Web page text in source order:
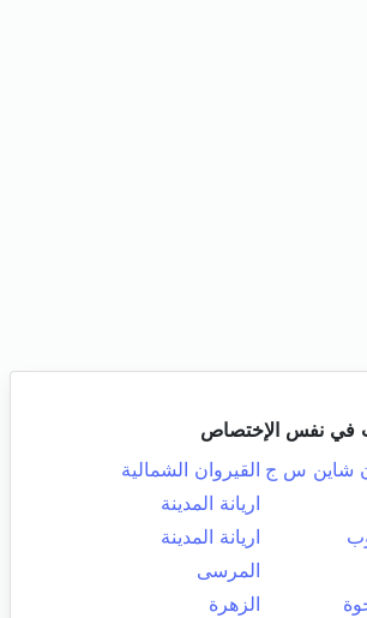
في نفس الإختصاص
شاين س ج القيروان الشمالية
اريانة المدينة
اريانة المدينة
المرسى
الزهرة